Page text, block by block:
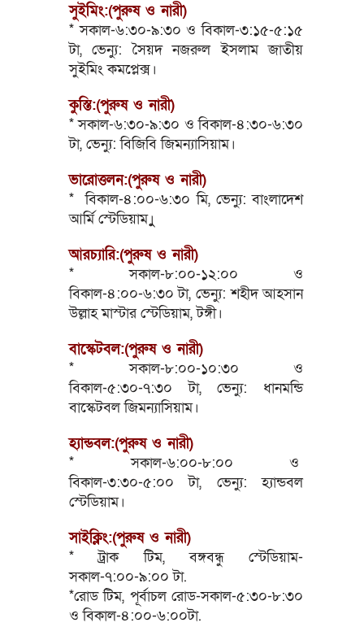
সুইমিং:(পুরুষ ও নারী)
* সকাল-৬:৩০-৯:৩০ ও বিকাল-৩:১৫-৫:১৫
টা, ভেন্যু: সৈয়দ নজরুল ইসলাম জাতীয়
সুইমিং কমপ্লেক্স।
কুস্তি:(পুরুষ ও নারী)
* সকাল-৬:৩০-৯:৩০ ও বিকাল-৪:৩০-৬:৩০
টা, ভেন্যু: বিজিবি জিমন্যাসিয়াম।
ভারোত্তলন:(পুরুষ ও নারী)
* বিকাল-৪:০০-৬:৩০ মি, ভেন্যু: বাংলাদেশ
আর্মি স্টেডিয়াম।ুু
আরচ্যারি:(পুরুষ ও নারী)
* সকাল-৮:০০-১২:০০ ও
বিকাল-৪:০০-৬:৩০ টা, ভেন্যু: শহীদ আহসান
উল্লাহ মাস্টার স্টেডিয়াম, টঙ্গী।
বাস্কেটবল:(পুরুষ ও নারী)
* সকাল-৮:০০-১০:৩০ ও
বিকাল-৫:৩০-৭:৩০ টা, ভেন্যু: ধানমন্ডি
বাস্কেটবল জিমন্যাসিয়াম।
হ্যান্ডবল:(পুরুষ ও নারী)
* সকাল-৬:০০-৮:০০ ও
বিকাল-৩:৩০-৫:০০ টা, ভেন্যু: হ্যান্ডবল
স্টেডিয়াম।
সাইক্লিং:(পুরুষ ও নারী)
* ট্রাক টিম, বঙ্গবন্ধু স্টেডিয়াম-
সকাল-৭:০০-৯:০০ টা.
*রোড টিম, পূর্বাচল রোড-সকাল-৫:৩০-৮:৩০
ও বিকাল-৪:০০-৬:০০টা.